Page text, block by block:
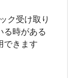
ク受け取り
る時がある
できます